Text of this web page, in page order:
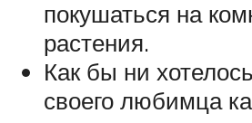
покушаться на
растения.
Как бы ни
своего любимца